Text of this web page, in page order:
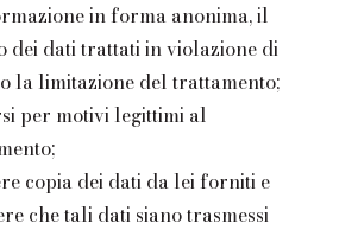
in forma anonima, il
dei dati trattati in violazione di
la limitazione del trattamento;
per motivi legittimi al
copia dei dati da lei forniti e
che tali dati siano trasmessi